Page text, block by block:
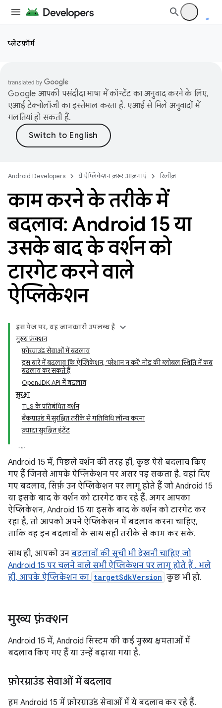
प्लेटफ़ॉर्म
Google आपकी पसंदीदा भाषा में कॉन्टेंट का अनुवाद करने के लिए,
एआई टेक्नोलॉजी का इस्तेमाल करता है. एआई से मिले अनुवादों में
गलतियां हो सकती हैं.
Android Developers ये ऐप्लिकेशन ज़रूर आज़माएं रिलीज़
काम करने के तरीके में
बदलाव: Android 15 या
उसके बाद के वर्शन को
टारगेट करने वाले
ऐप्लिकेशन
इस पेज पर, यह जानकारी उपलब्ध है
मुख्य फ़ंक्शन
फ़ोरग्राउंड सेवाओं में बदलाव
इस बारे में बदलाव कि ऐप्लिकेशन, 'परेशान न करें' मोड की ग्लोबल स्थिति में कब
बदलाव कर सकते हैं
OpenJDK API में बदलाव
सुरक्षा
TLS के प्रतिबंधित वर्शन
बैकग्राउंड में सुरक्षित तरीके से गतिविधि लॉन्च करना
ज़्यादा सुरक्षित इंटेंट
Android 15 में, पिछले वर्शन की तरह ही, कुछ ऐसे बदलाव किए
गए हैं जिनसे आपके ऐप्लिकेशन पर असर पड़ सकता है. यहां दिए
गए बदलाव, सिर्फ़ उन ऐप्लिकेशन पर लागू होते हैं जो Android 15
या इसके बाद के वर्शन को टारगेट कर रहे हैं. अगर आपका
ऐप्लिकेशन, Android 15 या इसके बाद के वर्शन को टारगेट कर
रहा है, तो आपको अपने ऐप्लिकेशन में बदलाव करना चाहिए,
ताकि वह इन बदलावों के साथ सही तरीके से काम कर सके.
साथ ही, आपको उन बदलावों की सूची भी देखनी चाहिए जो
Android 15 पर चलने वाले सभी ऐप्लिकेशन पर लागू होते हैं . भले
ही, आपके ऐप्लिकेशन का targetSdkVersion कुछ भी हो.
मुख्य फ़ंक्शन
Android 15 में, Android सिस्टम की कई मुख्य क्षमताओं में
बदलाव किए गए हैं या उन्हें बढ़ाया गया है.
फ़ोरग्राउंड सेवाओं में बदलाव
हम Android 15 में फ़ोरग्राउंड सेवाओं में ये बदलाव कर रहे हैं.